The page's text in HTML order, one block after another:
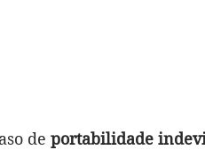
de portabilidade